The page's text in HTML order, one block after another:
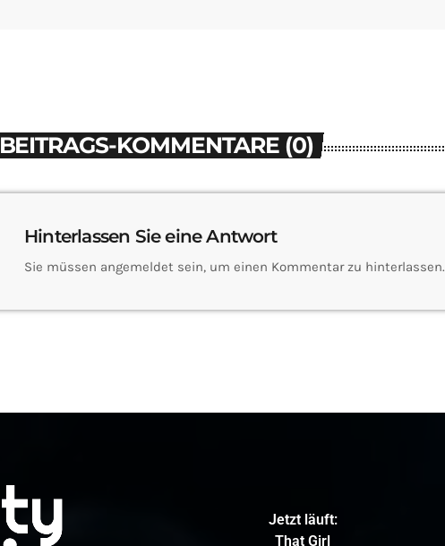
BEITRAGS-KOMMENTARE (0)
Hinterlassen Sie eine Antwort
Sie müssen angemeldet sein, um einen Kommentar zu hinterlassen.
Jetzt läuft:
That Girl